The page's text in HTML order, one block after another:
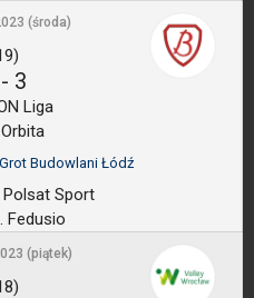
(środa)
- 3
Liga
Budowlani Łódź
Polsat Sport
Fedusio
(piątek)